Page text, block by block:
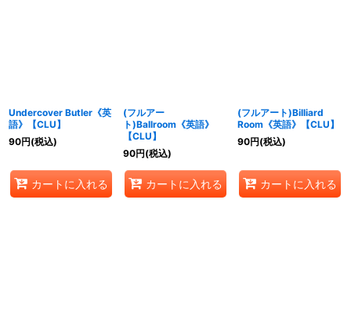
Undercover Butler《英
語》【CLU】
90円(税込)
カートに入れる
(フルアー
ト)Ballroom《英語》
【CLU】
90円(税込)
カートに入れる
(フルアート)Billiard
Room《英語》【CLU】
90円(税込)
カートに入れる